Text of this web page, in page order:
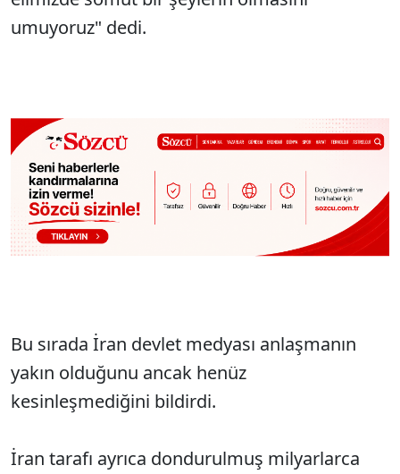
umuyoruz" dedi.
Bu sırada İran devlet medyası anlaşmanın
yakın olduğunu ancak henüz
kesinleşmediğini bildirdi.
İran tarafı ayrıca dondurulmuş milyarlarca